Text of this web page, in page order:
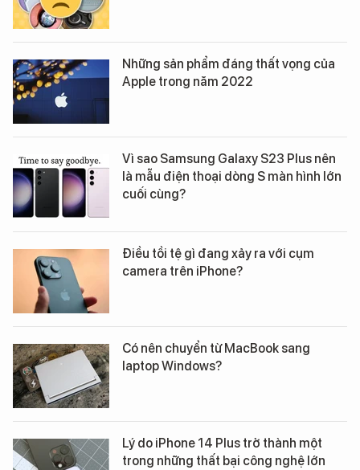
Những sản phẩm đáng thất vọng của
Apple trong năm 2022
Vì sao Samsung Galaxy S23 Plus nên
là mẫu điện thoại dòng S màn hình lớn
cuối cùng?
Điều tồi tệ gì đang xảy ra với cụm
camera trên iPhone?
Có nên chuyển từ MacBook sang
laptop Windows?
Lý do iPhone 14 Plus trở thành một
trong những thất bại công nghệ lớn